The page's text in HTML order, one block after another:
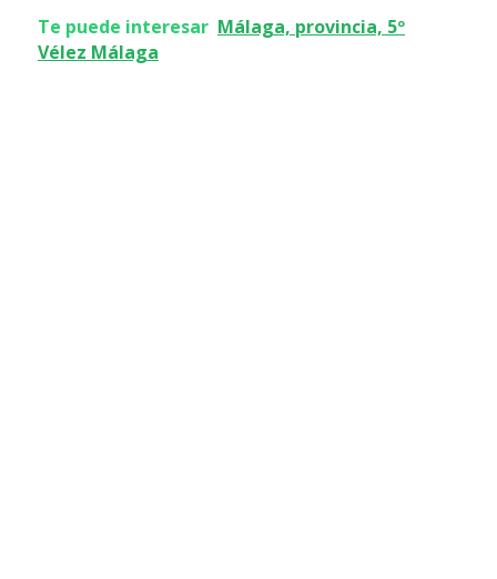
Te puede interesar Málaga, provincia, 5º
Vélez Málaga